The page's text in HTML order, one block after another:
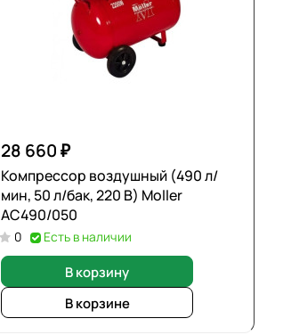
28 660 ₽
Компрессор воздушный (490 л/
мин, 50 л/бак, 220 В) Moller
AC490/050
0 Есть в наличии
В корзину
В корзине